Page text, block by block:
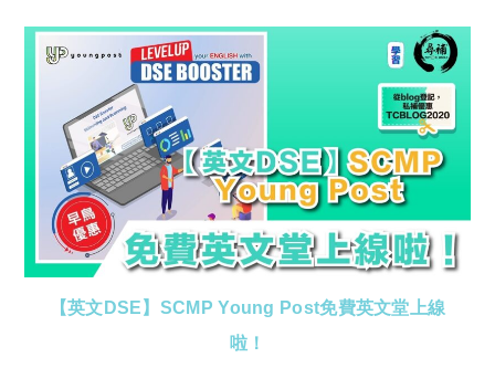
【英文DSE】SCMP Young Post免費英文堂上線
啦！